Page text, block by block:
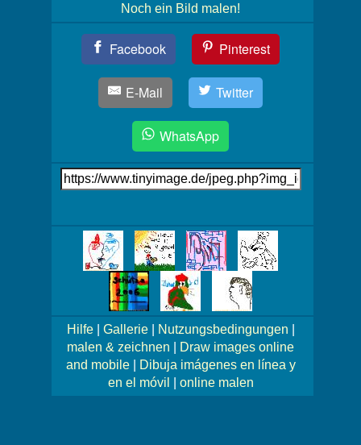
Noch ein Bild malen!
Facebook Pinterest
E-Mail Twitter
WhatsApp
Link
auf's
Bilder!
Hilfe| Gallerie| Nutzungsbedingungen
malen & zeichnen
Draw images online
and mobile|
Dibuja imágenes en línea y
en el móvil
online malen